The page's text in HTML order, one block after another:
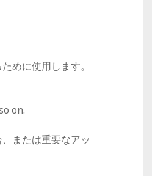
めに使用します。
on.
または重要なアッ